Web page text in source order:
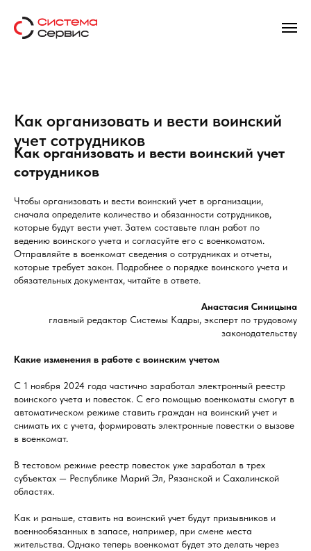
Как организовать и вести воинский
учет сотрудников
Как организовать и вести воинский учет
сотрудников
Чтобы организовать и вести воинский учет в организации,
сначала определите количество и обязанности сотрудников,
которые будут вести учет. Затем составьте план работ по
ведению воинского учета и согласуйте его с военкоматом.
Отправляйте в военкомат сведения о сотрудниках и отчеты,
которые требует закон. Подробнее о порядке воинского учета и
обязательных документах, читайте в ответе.
Анастасия Синицына
главный редактор Системы Кадры, эксперт по трудовому
законодательству
Какие изменения в работе с воинским учетом
С 1 ноября 2024 года частично заработал электронный реестр
воинского учета и повесток. С его помощью военкоматы смогут в
автоматическом режиме ставить граждан на воинский учет и
снимать их с учета, формировать электронные повестки о вызове
в военкомат.
В тестовом режиме реестр повесток уже заработал в трех
субъектах — Республике Марий Эл, Рязанской и Сахалинской
областях.
Как и раньше, ставить на воинский учет будут призывников и
военнообязанных в запасе, например, при смене места
жительства. Однако теперь военкомат будет это делать через